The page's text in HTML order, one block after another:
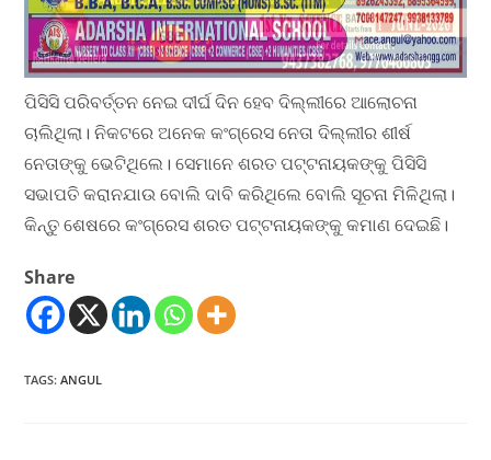
ପିସିସି ପରିବର୍ତ୍ତନ ନେଇ ଦୀର୍ଘ ଦିନ ହେବ ଦିଲ୍ଲୀରେ ଆଲୋଚନା
ଚାଲିଥିଲା। ନିକଟରେ ଅନେକ କଂଗ୍ରେସ ନେତା ଦିଲ୍ଲୀର ଶୀର୍ଷ
ନେତାଙ୍କୁ ଭେଟିଥିଲେ। ସେମାନେ ଶରତ ପଟ୍ଟନାୟକଙ୍କୁ ପିସିସି
ସଭାପତି କରାନଯାଉ ବୋଲି ଦାବି କରିଥିଲେ ବୋଲି ସୂଚନା ମିଳିଥିଲା।
କିନ୍ତୁ ଶେଷରେ କଂଗ୍ରେସ ଶରତ ପଟ୍ଟନାୟକଙ୍କୁ କମାଣ ଦେଇଛି।
Share
TAGS:ANGUL